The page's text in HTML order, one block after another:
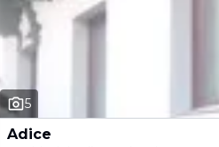
5
Adice